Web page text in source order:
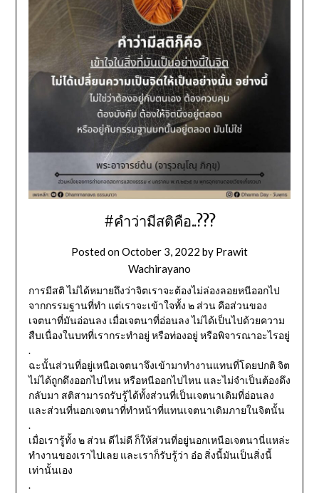
#คำว่ามีสติคือ..???
Posted onOctober 3, 2022 by Prawit
Wachirayano
การมีสติ ไม่ได้หมายถึงว่าจิตเราจะต้องไม่ล่องลอยหนีออกไป
จากกรรมฐานที่ทำ แต่เราจะเข้าใจทั้ง ๒ ส่วน คือส่วนของ
เจตนาที่มันอ่อนลง เมื่อเจตนาที่อ่อนลง ไม่ได้เป็นไปด้วยความ
สืบเนื่องในบทที่เรากระทำอยู่ หรือท่องอยู่ หรือพิจารณาอะไรอยู่
.
ฉะนั้นส่วนที่อยู่เหนือเจตนาจึงเข้ามาทำงานแทนที่โดยปกติ จิต
ไม่ได้ถูกดึงออกไปไหน หรือหนีออกไปไหน และไม่จำเป็นต้องดึง
กลับมา สติสามารถรับรู้ได้ทั้งส่วนที่เป็นเจตนาเดิมที่อ่อนลง
และส่วนที่นอกเจตนาที่ทำหน้าที่แทนเจตนาเดิมภายในจิตนั้น
.
เมื่อเรารู้ทั้ง ๒ ส่วน ดีไม่ดี ก็ให้ส่วนที่อยู่นอกเหนือเจตนานี่แหล่ะ
ทำงานของเราไปเลย และเราก็รับรู้ว่า อ๋อ สิ่งนี้มันเป็นสิ่งนี้
เท่านั้นเอง
.